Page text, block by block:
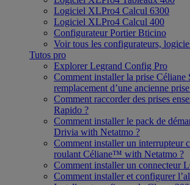
Logiciel XLPro4 Calcul 6300
Logiciel XLPro4 Calcul 400
Configurateur Portier Bticino
Voir tous les configurateurs,
Tutos pro
Explorer Legrand Config Pro
Comment installer la prise Céliane
remplacement d’une ancienne
Comment raccorder des prises
Rapido ?
Comment installer le pack de
Drivia with Netatmo ?
Comment installer un interrupteur
roulant Céliane™ with Netatmo ?
Comment installer un connecteur
Comment installer et configurer